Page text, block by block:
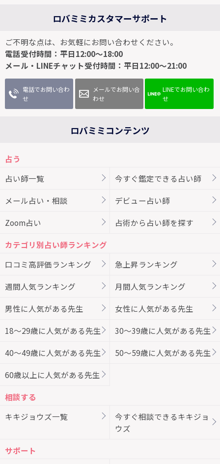
ロバミミカスタマーサポート
ご不明な点は、お気軽にお問い合わせください。
電話受付時間：平日12:00～18:00
メール・LINEチャット受付時間：平日12:00～21:00
電話でお問い合わ
せ
メールでお問い合
わせ
LINEでお問い合わ
せ
ロバミミコンテンツ
占う
占い師一覧
今すぐ鑑定できる占い師
メール占い・相談 デビュー占い師
Zoom占い 占術から占い師を探す
カテゴリ別占い師ランキング
口コミ高評価ランキング
急上昇ランキング
週間人気ランキング 月間人気ランキング
男性に人気がある先生 女性に人気がある先生
18～29歳に人気がある先生 30～39歳に人気がある先生
40～49歳に人気がある先生 50～59歳に人気がある先生
60歳以上に人気がある先生
相談する
キキジョウズ一覧
今すぐ相談できるキキジョ
ウズ
サポート